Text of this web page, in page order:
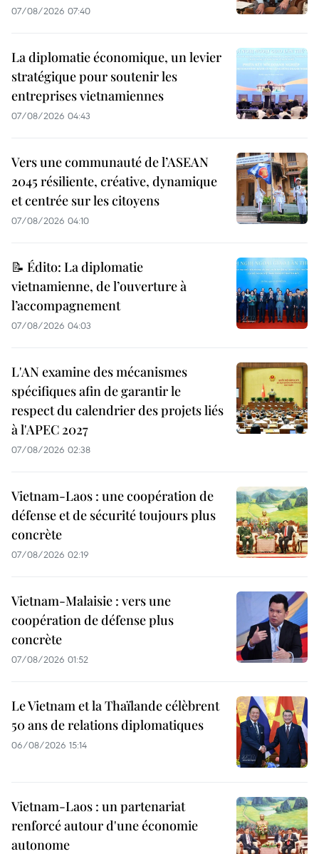
07/08/2026 07:40
La diplomatie économique, un levier
stratégique pour soutenir les
entreprises vietnamiennes
07/08/2026 04:43
Vers une communauté de l’ASEAN
2045 résiliente, créative, dynamique
et centrée sur les citoyens
07/08/2026 04:10
📝 Édito: La diplomatie
vietnamienne, de l’ouverture à
l’accompagnement
07/08/2026 04:03
L'AN examine des mécanismes
spécifiques afin de garantir le
respect du calendrier des projets liés
à l'APEC 2027
07/08/2026 02:38
Vietnam-Laos : une coopération de
défense et de sécurité toujours plus
concrète
07/08/2026 02:19
Vietnam-Malaisie : vers une
coopération de défense plus
concrète
07/08/2026 01:52
Le Vietnam et la Thaïlande célèbrent
50 ans de relations diplomatiques
06/08/2026 15:14
Vietnam-Laos : un partenariat
renforcé autour d'une économie
autonome